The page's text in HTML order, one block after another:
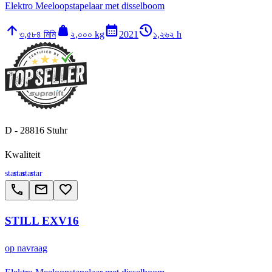
Elektro Meeloopstapelaar met disselboom
arrow_upward ৩,৫৮৪ মিমিweight ২,০০০ kgcalendar_month2021 history_2১,২৬২ h
D - 28816 Stuhr
Kwaliteit
starstarstarstar
call email favorite_border
STILL EXV16
op navraag